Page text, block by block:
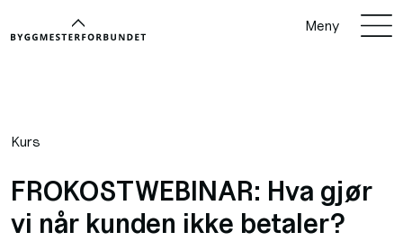
Meny
Kurs
FROKOSTWEBINAR: Hva gjør
vi når kunden ikke betaler?